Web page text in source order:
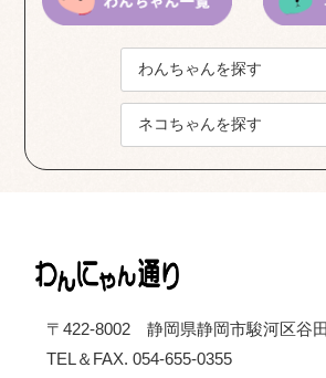
〒422-8002 静岡県静岡市駿河区谷
TEL＆FAX. 054-655-0355